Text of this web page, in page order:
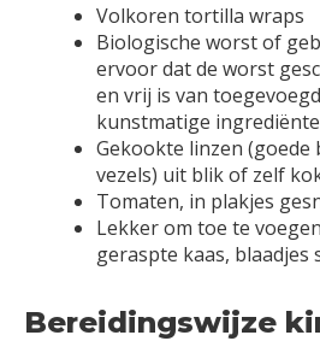
Volkoren tortilla wraps
Biologische worst of
ervoor dat de worst
en vrij is van
kunstmatige
Gekookte linzen
vezels) uit blik of zelf
Tomaten, in plakjes
Lekker om toe te
geraspte kaas, blaadjes
Bereidingswijze